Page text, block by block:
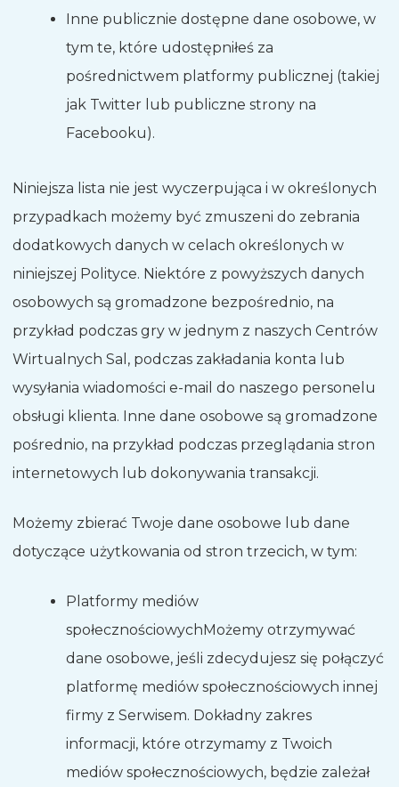
Inne publicznie dostępne dane osobowe, w
tym te, które udostępniłeś za
pośrednictwem platformy publicznej (takiej
jak Twitter lub publiczne strony na
Facebooku).
Niniejsza lista nie jest wyczerpująca i w określonych
przypadkach możemy być zmuszeni do zebrania
dodatkowych danych w celach określonych w
niniejszej Polityce. Niektóre z powyższych danych
osobowych są gromadzone bezpośrednio, na
przykład podczas gry w jednym z naszych Centrów
Wirtualnych Sal, podczas zakładania konta lub
wysyłania wiadomości e-mail do naszego personelu
obsługi klienta. Inne dane osobowe są gromadzone
pośrednio, na przykład podczas przeglądania stron
internetowych lub dokonywania transakcji.
Możemy zbierać Twoje dane osobowe lub dane
dotyczące użytkowania od stron trzecich, w tym:
Platformy mediów
społecznościowychMożemy otrzymywać
dane osobowe, jeśli zdecydujesz się połączyć
platformę mediów społecznościowych innej
firmy z Serwisem. Dokładny zakres
informacji, które otrzymamy z Twoich
mediów społecznościowych, będzie zależał